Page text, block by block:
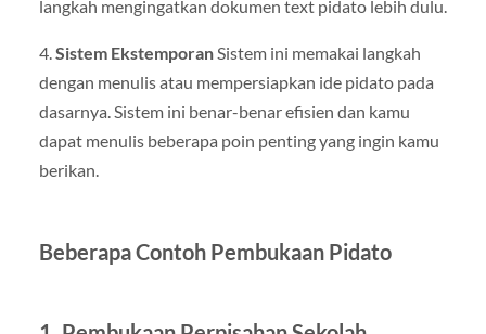
langkah mengingatkan dokumen text pidato lebih dulu.
4.Sistem EkstemporanSistem ini memakai langkah
dengan menulis atau mempersiapkan ide pidato pada
dasarnya. Sistem ini benar-benar efisien dan kamu
dapat menulis beberapa poin penting yang ingin kamu
berikan.
Beberapa Contoh Pembukaan Pidato